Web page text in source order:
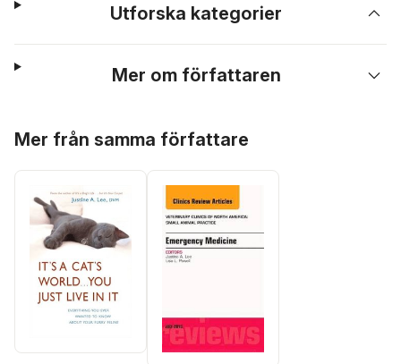
Utforska kategorier
Mer om författaren
Mer från samma författare